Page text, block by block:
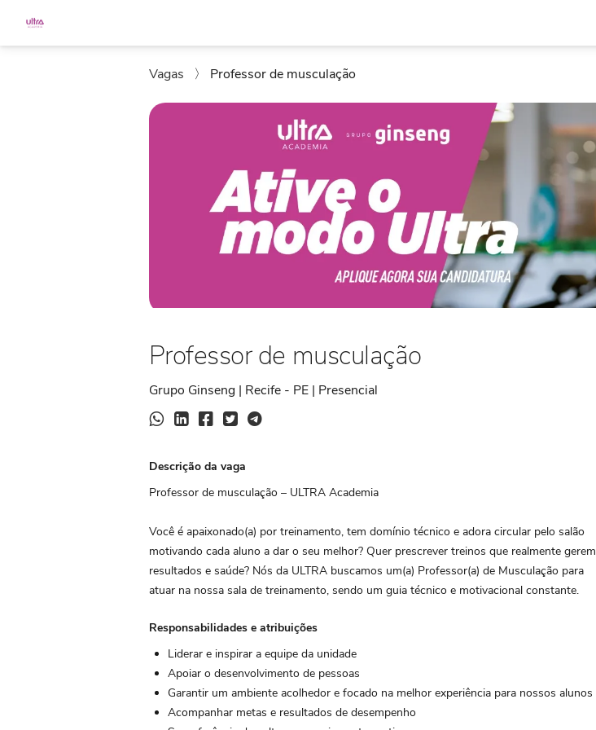
Vagas 〉 Professor de musculação
Professor de musculação
Grupo Ginseng | Recife - PE | Presencial
Descrição da vaga
Professor de musculação – ULTRA Academia
Você é apaixonado(a) por treinamento, tem domínio técnico e adora circular pelo salão
motivando cada aluno a dar o seu melhor? Quer prescrever treinos que realmente gerem
resultados e saúde? Nós da ULTRA buscamos um(a) Professor(a) de Musculação para
atuar na nossa sala de treinamento, sendo um guia técnico e motivacional constante.
Responsabilidades e atribuições
Liderar e inspirar a equipe da unidade
Apoiar o desenvolvimento de pessoas
Garantir um ambiente acolhedor e focado na melhor experiência para nossos alunos
Acompanhar metas e resultados de desempenho